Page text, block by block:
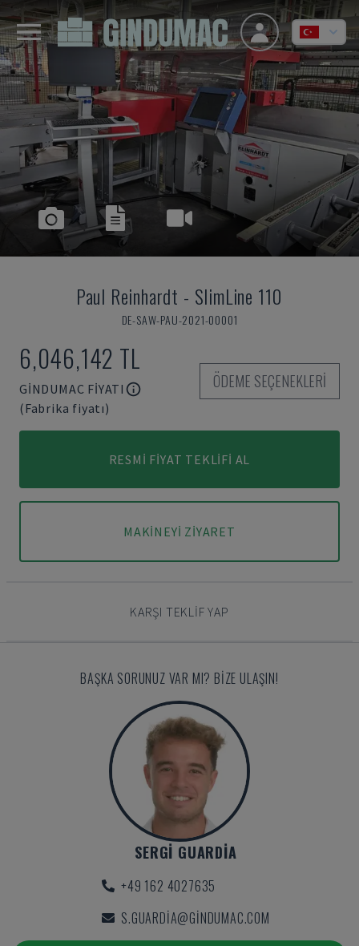
Paul Reinhardt - SlimLine 110
DE-SAW-PAU-2021-00001
6,046,142 TL
GINDUMAC FIYATI
(Fabrika fiyatı)
ÖDEME SEÇENEKLERI
RESMI FIYAT TEKLIFI AL
MAKINEYI ZIYARET
KARŞI TEKLIF YAP
BAŞKA SORUNUZ VAR MI? BIZE ULAŞIN!
SERGI GUARDIA
+49 162 4027635
S.GUARDIA@GINDUMAC.COM